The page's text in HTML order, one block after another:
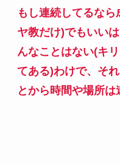
もし連続してるな
ヤ教だけ)でもいい
んなことはない(キ
てある)わけで、そ
とから時間や場所